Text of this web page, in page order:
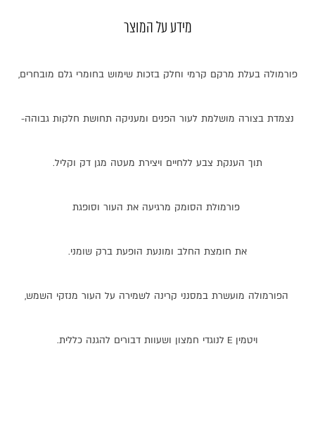
מידע על המוצר
פורמולה בעלת מרקם קרמי וחלק בזכות שימוש בחומרי גלם מובחרים,
נצמדת בצורה מושלמת לעור הפנים ומעניקה תחושת חלקות גבוהה-
תוך הענקת צבע ללחיים ויצירת מעטה מגן דק וקליל.
פורמולת הסומק מרגיעה את העור וסופגת
את חומצת החלב ומונעת הופעת ברק שומני.
הפורמולה מועשרת במסנני קרינה לשמירה על העור מנזקי השמש,
ויטמין לנוגדי חמצון ושעוות דבורים להגנה כללית.